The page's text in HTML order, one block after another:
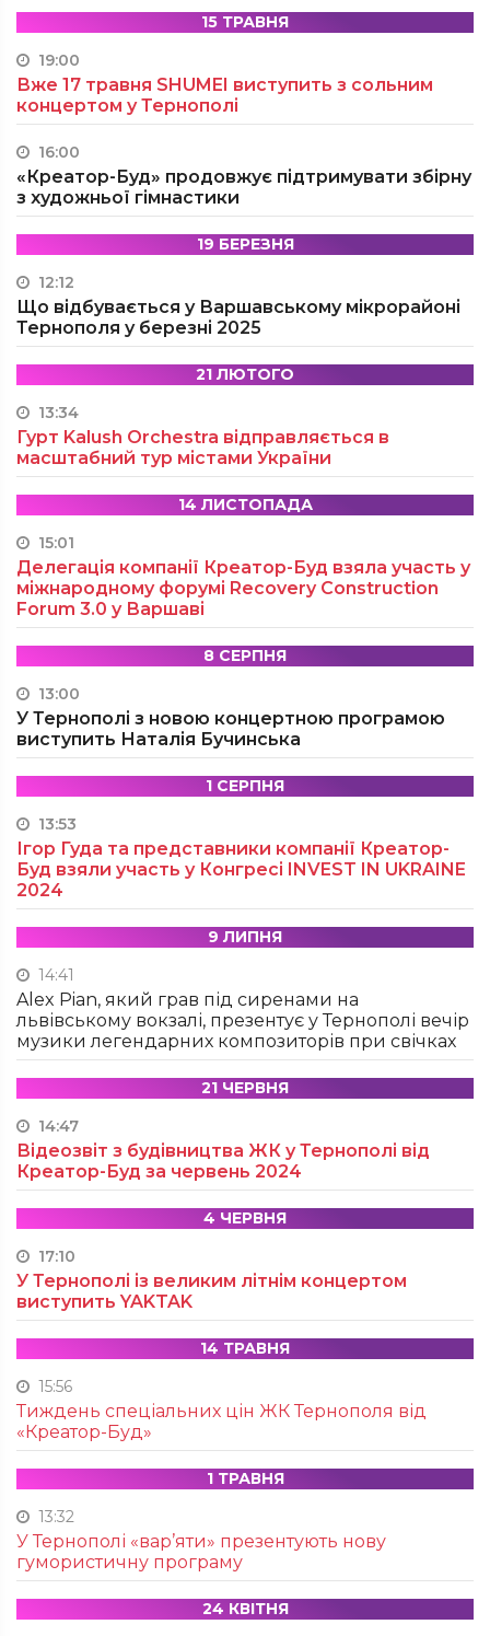
15 ТРАВНЯ
19:00
Вже 17 травня SHUMEI виступить з сольним
концертом у Тернополі
16:00
«Креатор-Буд» продовжує підтримувати збірну
з художньої гімнастики
19 БЕРЕЗНЯ
12:12
Що відбувається у Варшавському мікрорайоні
Тернополя у березні 2025
21 ЛЮТОГО
13:34
Гурт Kalush Orchestra відправляється в
масштабний тур містами України
14 ЛИСТОПАДА
15:01
Делегація компанії Креатор-Буд взяла участь у
міжнародному форумі Recovery Construction
Forum 3.0 у Варшаві
8 СЕРПНЯ
13:00
У Тернополі з новою концертною програмою
виступить Наталія Бучинська
1 СЕРПНЯ
13:53
Ігор Гуда та представники компанії Креатор-
Буд взяли участь у Конгресі INVEST IN UKRAINE
2024
9 ЛИПНЯ
14:41
Alex Pian, який грав під сиренами на
львівському вокзалі, презентує у Тернополі вечір
музики легендарних композиторів при свічках
21 ЧЕРВНЯ
14:47
Відеозвіт з будівництва ЖК у Тернополі від
Креатор-Буд за червень 2024
4 ЧЕРВНЯ
17:10
У Тернополі із великим літнім концертом
виступить YAKTAK
14 ТРАВНЯ
15:56
Тиждень спеціальних цін ЖК Тернополя від
«Креатор-Буд»
1 ТРАВНЯ
13:32
У Тернополі «вар’яти» презентують нову
гумористичну програму
24 КВІТНЯ